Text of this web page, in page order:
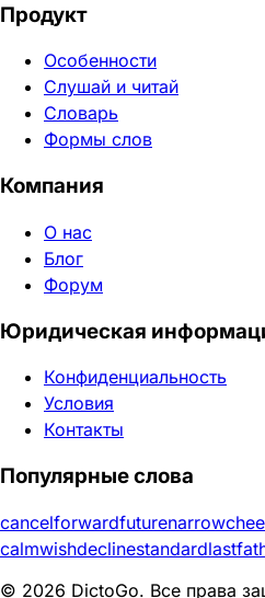
Продукт
Особенности
Слушай и читай
Словарь
Формы слов
Компания
О нас
Блог
Форум
Юридическая
Конфиденциальность
Условия
Контакты
Популярные слова
cancelforwardfuturenarrow
calmwishdeclinestandardlast
© 2026 DictoGo. Все права